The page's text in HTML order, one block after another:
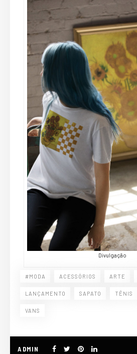
Divulgação
#MODA ACESSÓRIOS ARTE
LANÇAMENTO SAPATO TÊNIS
VANS
ADMIN